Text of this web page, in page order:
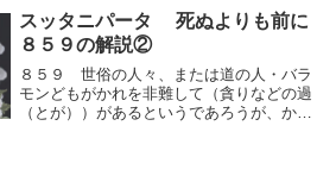
世界のうちで生と老衰とを乗り超えた人は
誰なのですか？先生！あなたにお尋ねしま
す。それをわ...
スッタニパータ 死ぬよりも前に
８５９の解説②
８５９ 世俗の人々、または道の人・バラ
モンどもがかれを非難して（貪りなどの過
（とが））があるというであろうが、かれ